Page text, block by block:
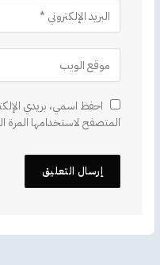
احفظ اسمي، بريدي
المتصفح لاستخدامها المرة